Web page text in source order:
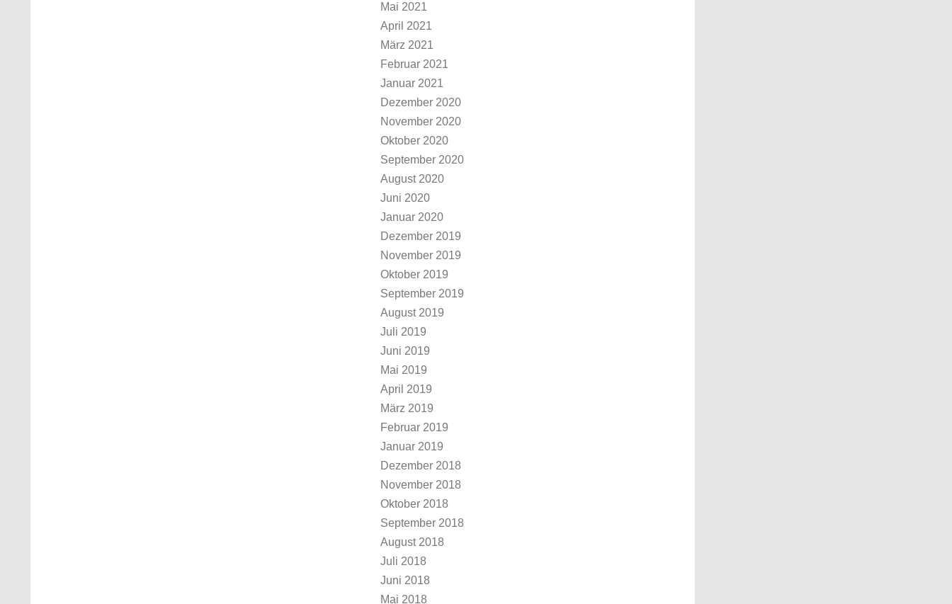
Mai 2021
April 2021
März 2021
Februar 2021
Januar 2021
Dezember 2020
November 2020
Oktober 2020
September 2020
August 2020
Juni 2020
Januar 2020
Dezember 2019
November 2019
Oktober 2019
September 2019
August 2019
Juli 2019
Juni 2019
Mai 2019
April 2019
März 2019
Februar 2019
Januar 2019
Dezember 2018
November 2018
Oktober 2018
September 2018
August 2018
Juli 2018
Juni 2018
Mai 2018